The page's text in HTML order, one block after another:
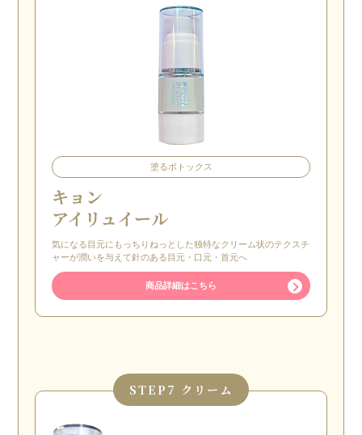
塗るボトックス
キョン
アイリュイール
気になる目元にもっちりねっとした独特なクリーム状のテクスチ
ャーが潤いを与えて針のある目元・口元・首元へ
商品詳細はこちら
STEP 7 クリーム